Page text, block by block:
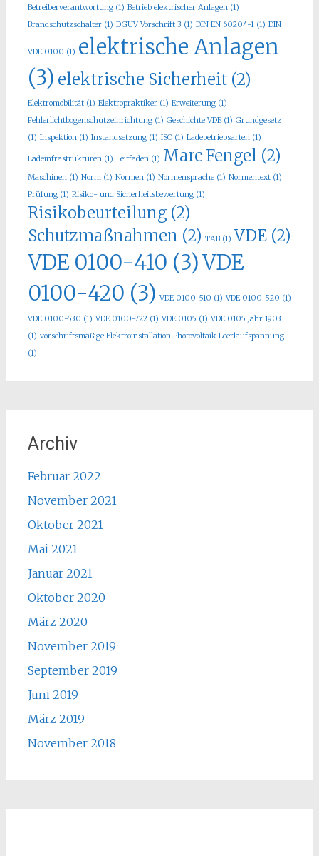
Betreiberverantwortung(1) Betrieb elektrischer Anlagen(1)
Brandschutzschalter(1) DGUV Vorschrift 3 (1) DIN EN 60204-1(1) DIN
VDE 0100 (1) elektrische Anlagen
(3) elektrische Sicherheit(2)
Elektromobilität(1) Elektropraktiker(1) Erweiterung(1)
Fehlerlichtbogenschutzeinrichtung(1) Geschichte VDE(1) Grundgesetz
(1) Inspektion(1) Instandsetzung(1) ISO(1) Ladebetriebsarten(1)
Ladeinfrastrukturen(1) Leitfaden(1) Marc Fengel (2)
Maschinen(1) Norm(1) Normen(1) Normensprache(1) Normentext(1)
Prüfung(1) Risiko- und Sicherheitsbewertung(1)
Risikobeurteilung(2)
Schutzmaßnahmen (2) TAB(1) VDE(2)
VDE 0100-410 (3)VDE
0100-420 (3) VDE 0100-510 (1) VDE 0100-520 (1)
VDE 0100-530 (1) VDE 0100-722(1) VDE 0105 (1) VDE 0105 Jahr 1903
(1) vorschriftsmäßige Elektroinstallation Photovoltaik Leerlaufspannung
(1)
Archiv
Februar 2022
November 2021
Oktober 2021
Mai 2021
Januar 2021
Oktober 2020
März 2020
November 2019
September 2019
Juni 2019
März 2019
November 2018